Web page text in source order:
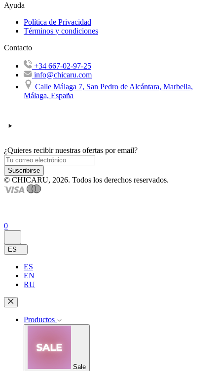
Ayuda
Política de Privacidad
Términos y condiciones
Contacto
+34 667-02-97-25
info@chicaru.com
Calle Málaga 7, San Pedro de Alcántara, Marbella,
Málaga, España
¿Quieres recibir nuestras ofertas por email?
Suscribirse
© CHICARU, 2026. Todos los derechos reservados.
0
ES
ES
EN
RU
Productos
Sale